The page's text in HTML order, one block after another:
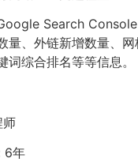
Search Console
量、外链新增数量、网
词综合排名等等信息。
师
6年